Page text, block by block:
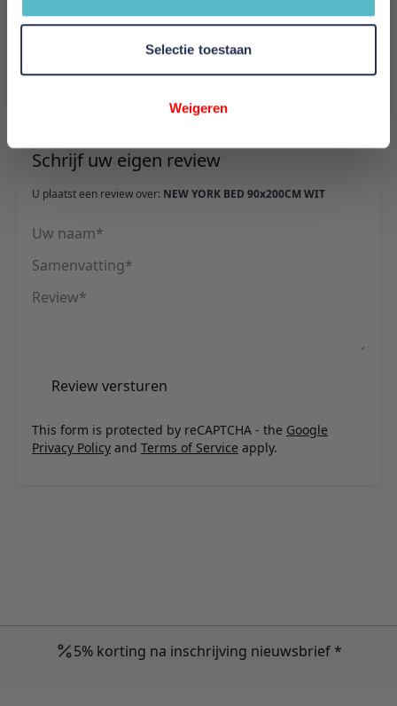
Selectie toestaan
Weigeren
Schrijf uw eigen review
U plaatst een review over: NEW YORK BED 90x200CM WIT
Uw naam
Samenvatting
Review
Review versturen
This form is protected by reCAPTCHA - the Google
Privacy Policy and Terms of Service apply.
Hoogte
5% korting na inschrijving nieuwsbrief *